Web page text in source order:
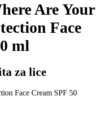
Are Your
Face
ml
za lice
Face Cream SPF 50